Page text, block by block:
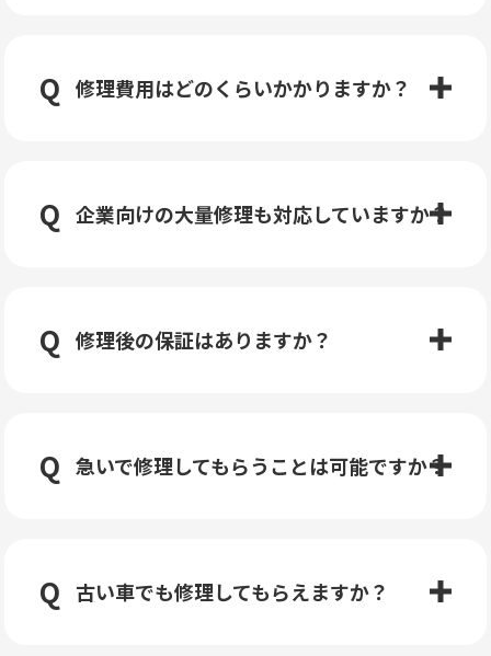
修理費用はどのくらいかかりますか？
企業向けの大量修理も対応していますか？
修理後の保証はありますか？
急いで修理してもらうことは可能ですか？
古い車でも修理してもらえますか？